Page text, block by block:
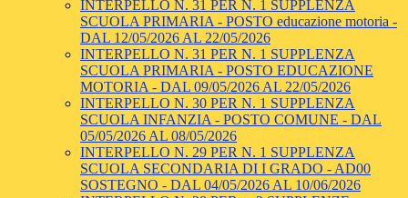
INTERPELLO N. 31 PER N. 1 SUPPLENZA
SCUOLA PRIMARIA - POSTO educazione motoria -
DAL 12/05/2026 AL 22/05/2026
INTERPELLO N. 31 PER N. 1 SUPPLENZA
SCUOLA PRIMARIA - POSTO EDUCAZIONE
MOTORIA - DAL 09/05/2026 AL 22/05/2026
INTERPELLO N. 30 PER N. 1 SUPPLENZA
SCUOLA INFANZIA - POSTO COMUNE - DAL
05/05/2026 AL 08/05/2026
INTERPELLO N. 29 PER N. 1 SUPPLENZA
SCUOLA SECONDARIA DI I GRADO - AD00
SOSTEGNO - DAL 04/05/2026 AL 10/06/2026